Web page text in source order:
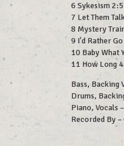
6 Sykesism
7 Let Them
8 Mystery
9 I'd Rather
10 Baby What
11 How Long
Bass, Backing
Drums,
Piano, Vocals
Recorded By